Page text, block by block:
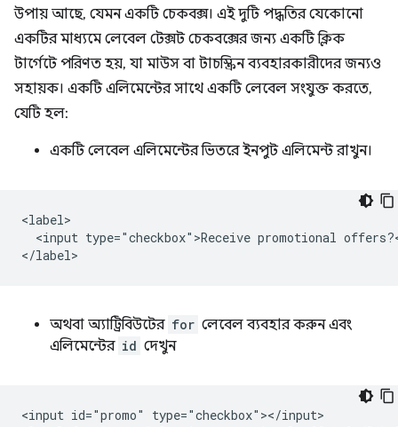
উপায় আছে, যেমন একটি চেকবক্স। এই দুটি পদ্ধতির যেকোনো
একটির মাধ্যমে লেবেল টেক্সট চেকবক্সের জন্য একটি ক্লিক
টার্গেটে পরিণত হয়, যা মাউস বা টাচস্ক্রিন ব্যবহারকারীদের জন্যও
সহায়ক। একটি এলিমেন্টের সাথে একটি লেবেল সংযুক্ত করতে,
যেটি হল:
একটি লেবেল এলিমেন্টের ভিতরে ইনপুট এলিমেন্ট রাখুন।
<label>
<input type="checkbox">Receive promotional
অথবা অ্যাট্রিবিউটের for লেবেল ব্যবহার করুন এবং
এলিমেন্টের id দেখুন
<input id="promo" type="checkbox"></input>